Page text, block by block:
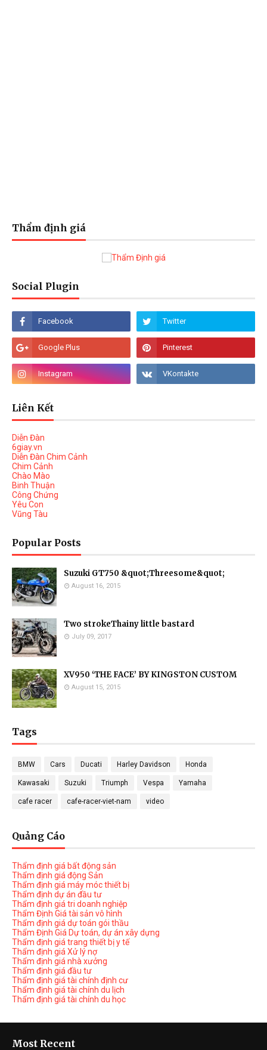
Thẩm định giá
Social Plugin
Liên Kết
Diễn Đàn
6giay.vn
Diễn Đàn Chim Cảnh
Chim Cảnh
Chào Mào
Binh Thuận
Công Chứng
Yêu Con
Vũng Tàu
Popular Posts
Suzuki GT750 &quot;Threesome&quot;
August 16, 2015
Two strokeThainy little bastard
July 09, 2017
XV950 ‘THE FACE’ BY KINGSTON CUSTOM
August 15, 2015
Tags
BMW Cars Ducati Harley Davidson Honda
Kawasaki Suzuki Triumph Vespa Yamaha
cafe racer cafe-racer-viet-nam video
Quảng Cáo
Thẩm định giá bất động sản
Thẩm định giá động Sản
Thẩm định giá máy móc thiết bị
Thẩm định dự án đầu tư
Thẩm định giá tri doanh nghiệp
Thẩm Định Giá tài sản vô hình
Thẩm định giá dự toán gói thầu
Thẩm Định Giá Dự toán, dự án xây dựng
Thẩm định giá trang thiết bị y tế
Thẩm định giá Xử lý nợ
Thẩm định giá nhà xưởng
Thẩm định giá đầu tư
Thẩm định giá tài chính định cư
Thẩm định giá tài chính du lịch
Thẩm định giá tài chính du học
Most Recent